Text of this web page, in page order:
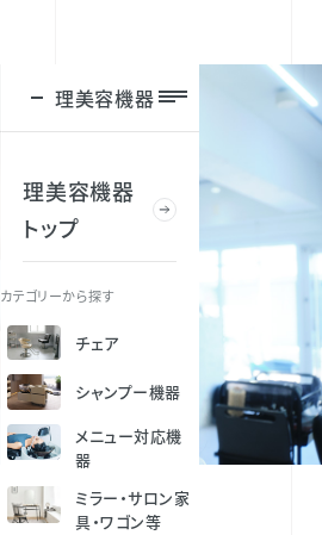
理美容機器
理美容機器
トップ
カテゴリーから探す
チェア
シャンプー機器
メニュー対応機
器
ミラー・サロン家
具・ワゴン等
ログイン